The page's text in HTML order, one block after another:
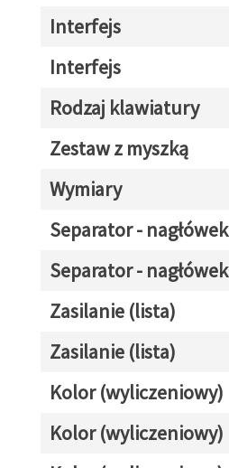
Interfejs
Interfejs
Rodzaj klawiatury
Zestaw z myszką
Wymiary
Separator - nagłówek
Separator - nagłówek
Zasilanie (lista)
Zasilanie (lista)
Kolor (wyliczeniowy)
Kolor (wyliczeniowy)